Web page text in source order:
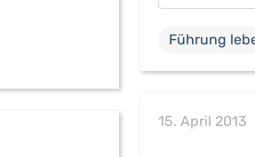
Führung
15. April 2013